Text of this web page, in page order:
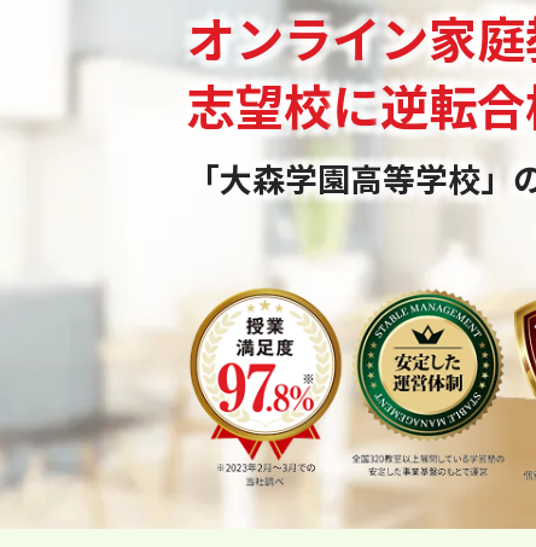
オンライン家
志望校に逆転合
「大森学園高等学校」